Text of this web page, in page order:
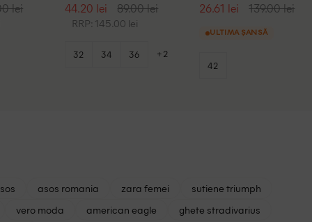
lei 44.20 lei 89.00 lei
RRP: 145.00 lei
32 34 36 +2
26.61 lei 139.00 lei
ULTIMA ȘANSĂ
42
asos romania zara femei
sutiene triumph
vero moda american eagle
ghete stradivarius